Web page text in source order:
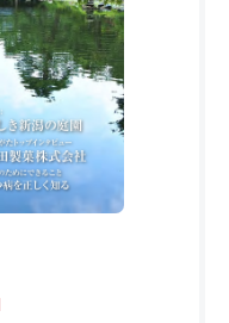
ーム
わせ
・祝日を除く）